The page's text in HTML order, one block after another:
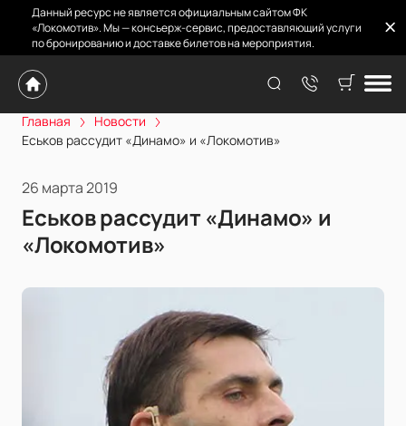
Данный ресурс не является официальным сайтом ФК
«Локомотив». Мы — консьерж-сервис, предоставляющий услуги
по бронированию и доставке билетов на мероприятия.
Главная
Новости
Еськов рассудит «Динамо» и «Локомотив»
26 марта 2019
Еськов рассудит «Динамо» и
«Локомотив»